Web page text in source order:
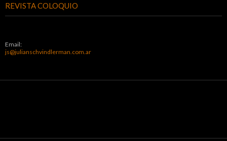
REVISTA COLOQUIO
Email:
js@julianschvindlerman.com.ar